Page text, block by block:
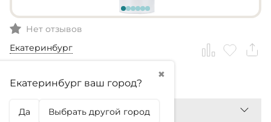
Нет отзывов
Екатеринбург
✖
Екатеринбург ваш город?
Да Выбрать другой город
399,99₽